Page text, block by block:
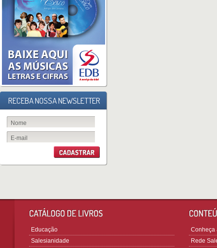
RECEBA NOSSA NEWSLETTER
Educação
Salesianidade
Conheça
Rede